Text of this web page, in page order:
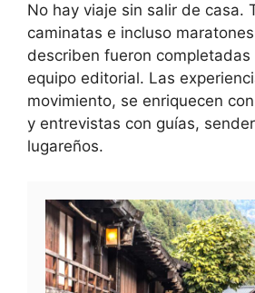
No hay viaje sin salir de casa.
caminatas e incluso
describen fueron completadas
equipo editorial. Las
movimiento, se enriquecen
y entrevistas con guías,
lugareños.